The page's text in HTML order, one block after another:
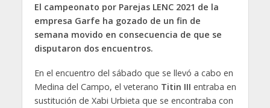
El campeonato por Parejas LENC 2021 de la
empresa Garfe ha gozado de un fin de
semana movido en consecuencia de que se
disputaron dos encuentros.
En el encuentro del sábado que se llevó a cabo en
Medina del Campo, el veterano Titin III entraba en
sustitución de Xabi Urbieta que se encontraba con